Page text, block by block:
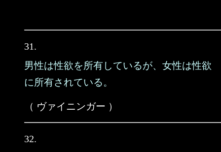
31.
男性は性欲を所有しているが、女性は性欲
に所有されている。
（ ヴァイニンガー ）
32.